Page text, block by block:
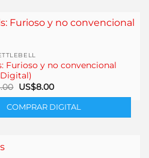
Furioso y no convencional
El
precio
era:
US$16.00.
US$8.00El
actual
es:
US$8.00.
COMPRAR DIGITAL